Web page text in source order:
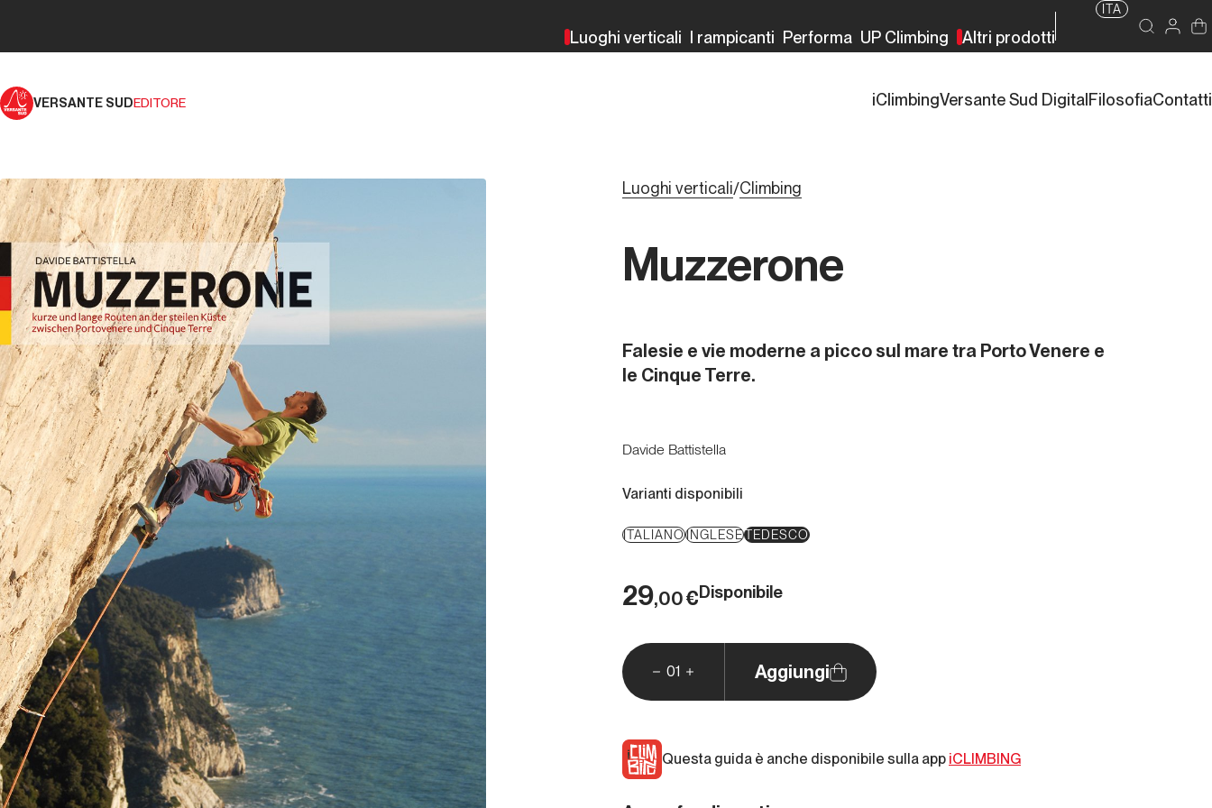
Luoghi verticali I rampicanti Performa UP Climbing Altri prodotti
ITA
VERSANTE SUDEDITORE iClimbingVersante Sud Digital FilosofiaContatti
Luoghi verticali/Climbing
Muzzerone
Falesie e vie moderne a picco sul mare tra Porto Venere e
le Cinque Terre.
Davide Battistella
Varianti disponibili
ITALIANOINGLESETEDESCO
29,00€Disponibile
01 Aggiungi
Questa guida è anche disponibile sulla app iCLIMBING